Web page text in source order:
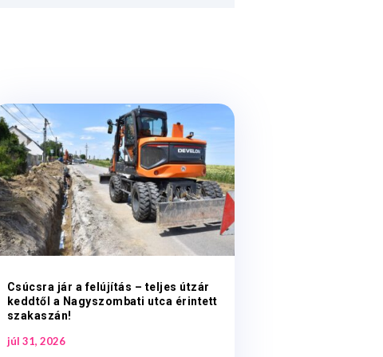
Csúcsra jár a felújítás – teljes útzár
keddtől a Nagyszombati utca érintett
szakaszán!
júl 31, 2026